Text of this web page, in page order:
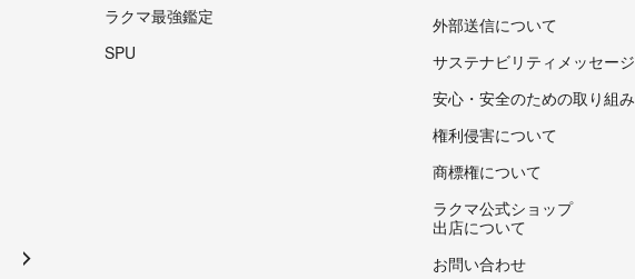
ラクマ最強鑑定
SPU
外部送信について
サステナビリティメッセージ
安心・安全のための取り組み
権利侵害について
商標権について
ラクマ公式ショップ
出店について
お問い合わせ